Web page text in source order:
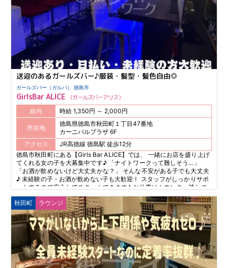
送迎のあるガールズバー♪服装・髪型・髪色自由◎
ガールズバー（ガルバ） 徳島市
GirlsBar ALICE ガールズバーアリス
給与 時給 1,350円 ～ 2,000円
所在地
徳島県徳島市秋田町１丁目47番地
カーニバルプラザ 6F
アクセス
JR高徳線 徳島駅 徒歩12分
徳島市秋田町にある【Girls Bar ALICE】では、 一緒にお店を盛り上げ
てくれる女の子を大募集中です♪ 「ナイトワークって難しそう…」
「お酒が飲めないけど大丈夫かな？」 そんな不安がある子でも大丈夫
♪ 未経験の子・お酒が飲めない子も大歓迎！ スタッフがしっかりサポ
ートするので安心してスタートできます♪ お仕事はカウンター越しの
接客だけだから、 お客様の隣に座ることはありません☆ ガールズバー
なので距離感も安心で、 友達と楽しくおしゃべりする感覚で働けちゃ
います♪
秋田町 ラウンジ